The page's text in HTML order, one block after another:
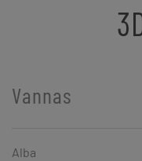
Vannas
Alba